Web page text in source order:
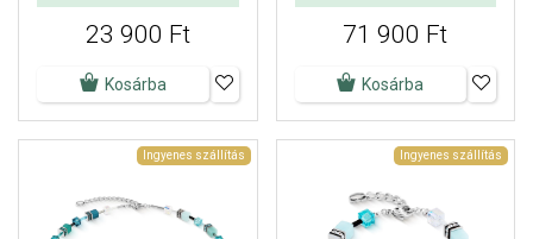
23 900 Ft
Kosárba
71 900 Ft
Kosárba
Ingyenes szállítás Ingyenes szállítás